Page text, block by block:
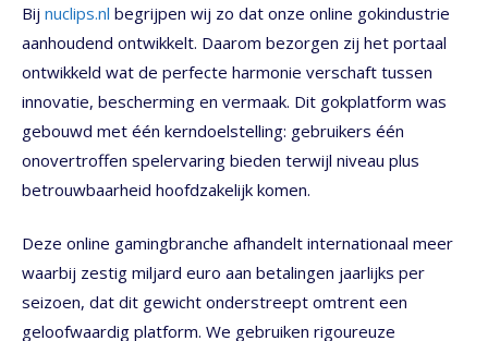
Bij nuclips.nl begrijpen wij zo dat onze online gokindustrie
aanhoudend ontwikkelt. Daarom bezorgen zij het portaal
ontwikkeld wat de perfecte harmonie verschaft tussen
innovatie, bescherming en vermaak. Dit gokplatform was
gebouwd met één kerndoelstelling: gebruikers één
onovertroffen spelervaring bieden terwijl niveau plus
betrouwbaarheid hoofdzakelijk komen.
Deze online gamingbranche afhandelt internationaal meer
waarbij zestig miljard euro aan betalingen jaarlijks per
seizoen, dat dit gewicht onderstreept omtrent een
geloofwaardig platform. We gebruiken rigoureuze